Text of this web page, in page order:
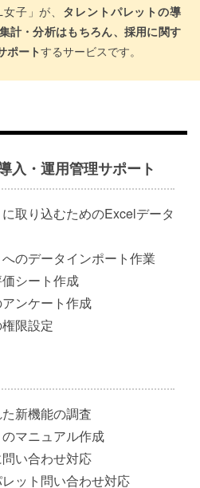
子」が、 タレントパレットの導
計・分析はもちろん、採用に関す
ポートするサービスです。
入・運用管理サポート
取り込むためのExcelデータ
のデータインポート作業
シート作成
ンケート作成
限設定
新機能の調査
マニュアル作成
い合わせ対応
ット問い合わせ対応